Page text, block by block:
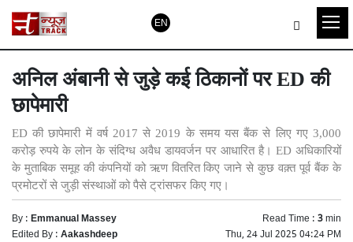
EN
अनिल अंबानी से जुड़े कई ठिकानों पर ED की
छापेमारी
ED की छापेमारी में वर्ष 2017 से 2019 के समय यस बैंक से लिए गए 3,000
करोड़ रुपये के लोन के संदिग्ध अवैध डायवर्जन पर आधारित है। ED अधिकारियों
के मुताबिक समूह की कंपनियों को ऋण वितरित किए जाने से कुछ वक़्त पूर्व बैंक के
प्रमोटरों से जुड़ी संस्थाओं को पैसे ट्रांसफर किए गए।
By :Emmanual Massey Read Time :3min
Edited By :Aakashdeep Thu, 24 Jul 2025 04:24 PM